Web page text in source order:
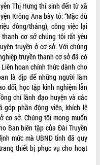
Thị Hưng thí sinh đến từ xã
Krông Ana bày tỏ: “Mặc dù
đồng/tháng), công việc lại
cơ sở chúng tôi rất yêu
truyền ở cơ sở. Với chúng
truyền thanh cơ sở đã có
hoan chính thức dành cho
là dịp để những người làm
đổi, học tập kinh nghiệm lẫn
chí lãnh đạo huyện và các
góp phần động viên, khích lệ
cơ sở. Chúng tôi mong muốn
Ban biên tập của Đài Truyền
mức mà UBND tỉnh đã quy
thiết bị phục vụ cho hoạt